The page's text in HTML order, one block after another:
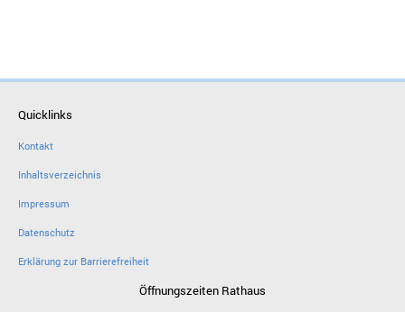
Quicklinks
Kontakt
Inhaltsverzeichnis
Impressum
Datenschutz
Erklärung zur Barrierefreiheit
Öffnungszeiten Rathaus